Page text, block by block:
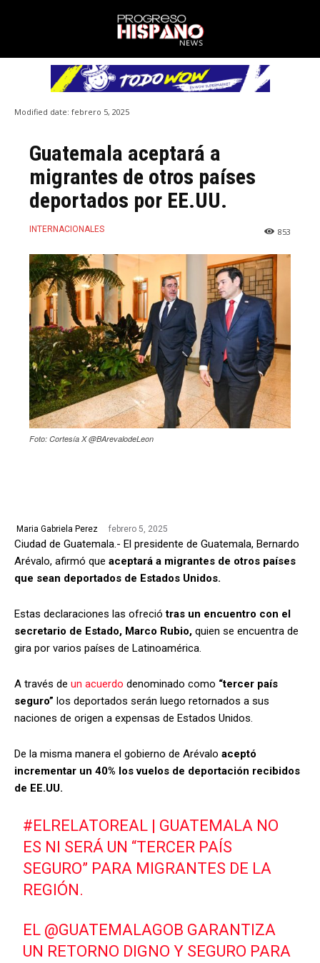
Modified date: febrero 5, 2025
Guatemala aceptará a
migrantes de otros países
deportados por EE.UU.
INTERNACIONALES 853
Foto: Cortesía X @BArevalodeLeon
Maria Gabriela Perez febrero 5, 2025
Ciudad de Guatemala.- El presidente de Guatemala, Bernardo
Arévalo, afirmó que aceptará a migrantes de otros países
que sean deportados de Estados Unidos.
Estas declaraciones las ofreciótras un encuentro con el
secretario de Estado, Marco Rubio, quien se encuentra de
gira por varios países de Latinoamérica.
A través de un acuerdo denominado como “tercer país
seguro” los deportados serán luego retornados a sus
naciones de origen a expensas de Estados Unidos.
De la misma manera el gobierno de Arévalo aceptó
incrementar un 40% los vuelos de deportación recibidos
de EE.UU.
#ELRELATOREAL | GUATEMALA NO
ES NI SERÁ UN “TERCER PAÍS
SEGURO” PARA MIGRANTES DE LA
REGIÓN.
EL @GUATEMALAGOB GARANTIZA
UN RETORNO DIGNO Y SEGURO PARA